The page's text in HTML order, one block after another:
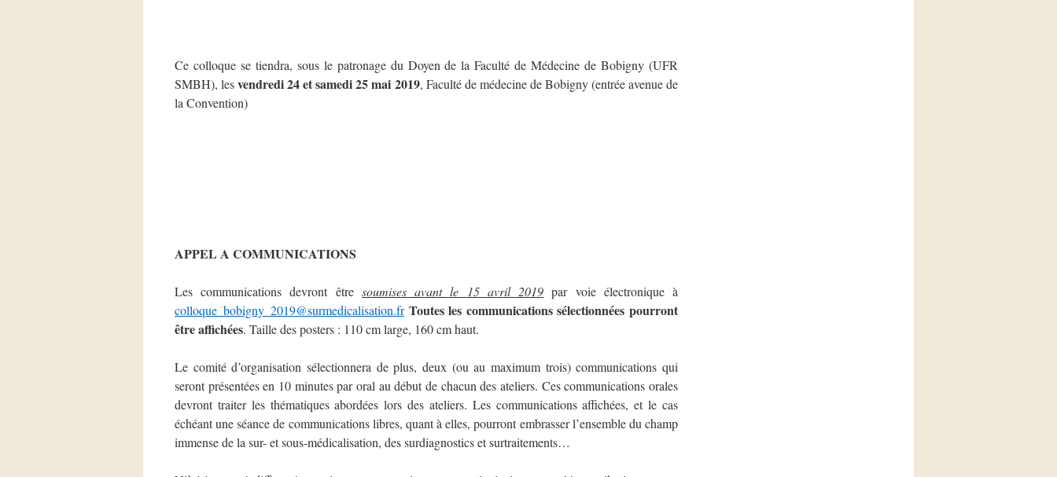
Ce colloque se tiendra, sous le patronage du Doyen de la Faculté de Médecine de Bobigny (UFR
SMBH), lesvendredi 24 et samedi 25 mai 2019, Faculté de médecine de Bobigny (entrée avenue de
la Convention)
APPEL A COMMUNICATIONS
Les communications devront être soumises avant le 15 avril 2019 par voie électronique à
colloque_bobigny_2019@surmedicalisation.fr Toutes les communications sélectionnées pourront
être affichées. Taille des posters : 110 cm large, 160 cm haut.
Le comité d’organisation sélectionnera de plus, deux (ou au maximum trois) communications qui
seront présentées en 10 minutes par oral au début de chacun des ateliers. Ces communications orales
devront traiter les thématiques abordées lors des ateliers. Les communications affichées, et le cas
échéant une séance de communications libres, quant à elles, pourront embrasser l’ensemble du champ
immense de la sur- et sous-médicalisation, des surdiagnostics et surtraitements…